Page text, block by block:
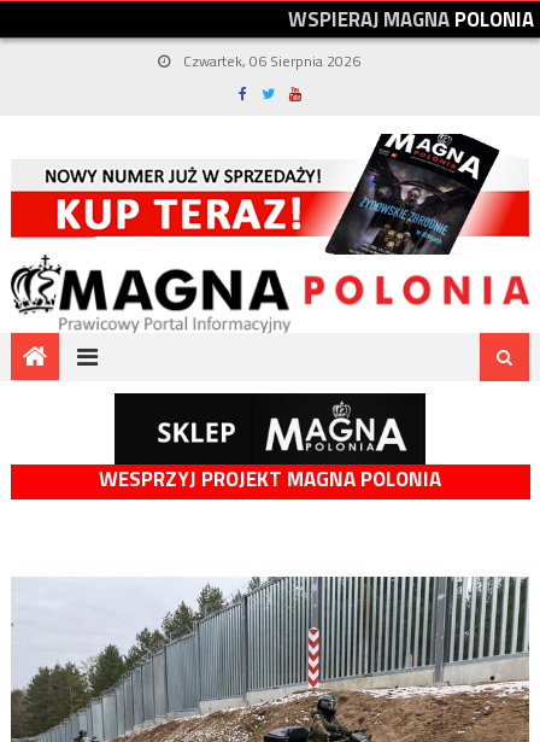
WSPIERAJMAGNAPOLONIA
Czwartek, 06 Sierpnia 2026
WESPRZYJ PROJEKT MAGNA POLONIA